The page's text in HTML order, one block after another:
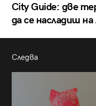
City Guide: две
да се насладиш
Следва